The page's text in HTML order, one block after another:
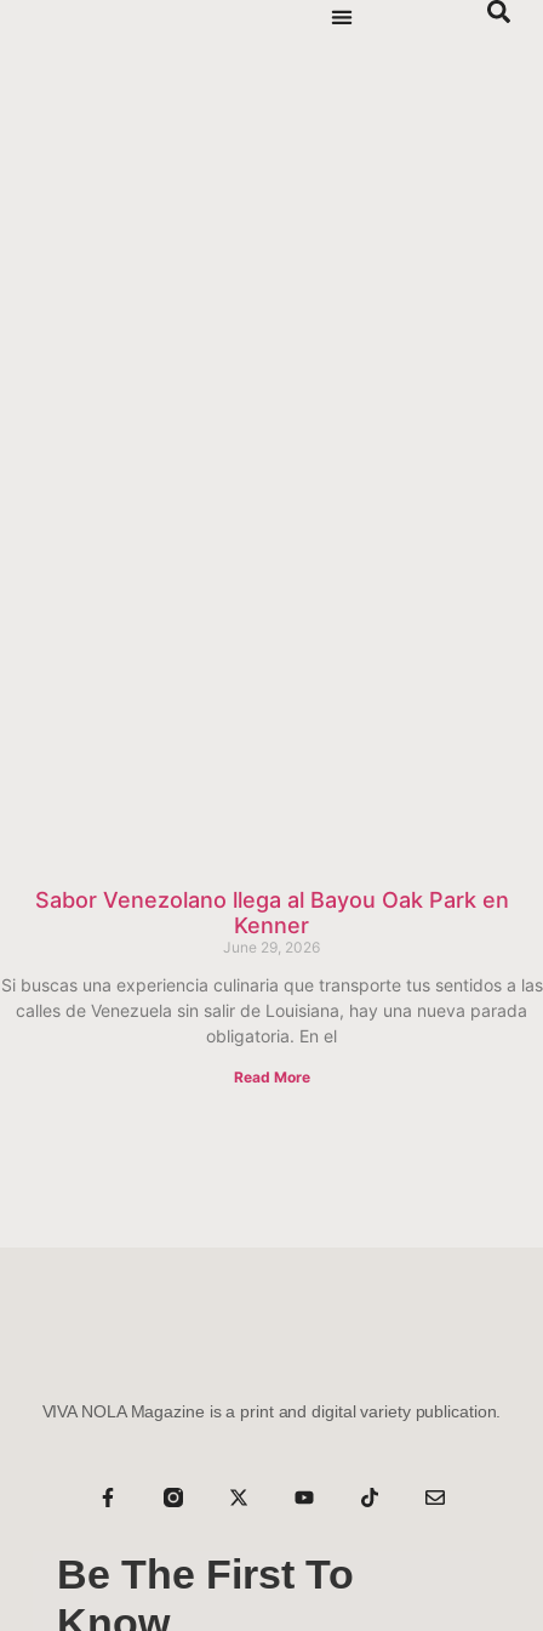
Sabor Venezolano llega al Bayou Oak Park en
Kenner
June 29, 2026
Si buscas una experiencia culinaria que transporte tus sentidos a las
calles de Venezuela sin salir de Louisiana, hay una nueva parada
obligatoria. En el
Read More
VIVA NOLA Magazine is a print and digital variety publication.
Be The First To